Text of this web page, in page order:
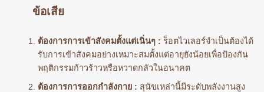
ข้อเสีย
ต้องการการเข้าสังคมตั้งแต่เนิ่นๆ : ร็อตไวเลอร์จำเป็นต้องได้
รับการเข้าสังคมอย่างเหมาะสมตั้งแต่อายุยังน้อยเพื่อป้องกัน
พฤติกรรมก้าวร้าวหรือหวาดกลัวในอนาคต
ต้องการการออกกำลังกาย : สุนัขเหล่านี้มีระดับพลังงานสูง